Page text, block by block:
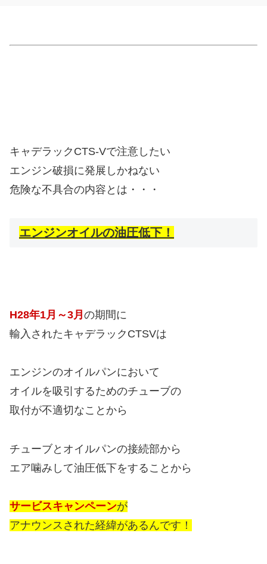
キャデラックCTS-Vで注意したい
エンジン破損に発展しかねない
危険な不具合の内容とは・・・
エンジンオイルの油圧低下！
H28年1月～3月 の期間に
輸入されたキャデラックCTSVは
エンジンのオイルパンにおいて
オイルを吸引するためのチューブの
取付が不適切なことから
チューブとオイルパンの接続部から
エア噛みして油圧低下をすることから
サービスキャンペーンが
アナウンスされた経緯があるんです！